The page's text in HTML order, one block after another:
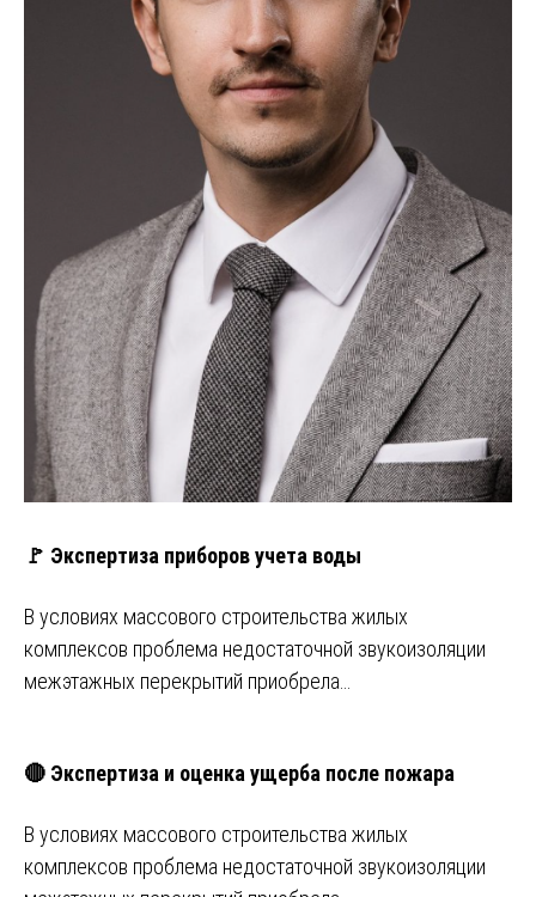
🚩 Экспертиза приборов учета воды
В условиях массового строительства жилых
комплексов проблема недостаточной звукоизоляции
межэтажных перекрытий приобрела…
🔴 Экспертиза и оценка ущерба после пожара
В условиях массового строительства жилых
комплексов проблема недостаточной звукоизоляции